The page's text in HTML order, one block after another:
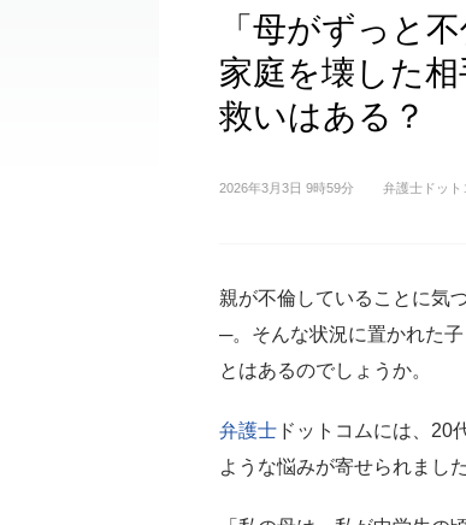
「母がずっと
家庭を壊した
救いはある？
2026年3月3日 9時59分 弁護士ドット
親が不倫していることに気
─。そんな状況に置かれた
とはあるのでしょうか。
弁護士 ドットコムには、20
ような悩みが寄せられました